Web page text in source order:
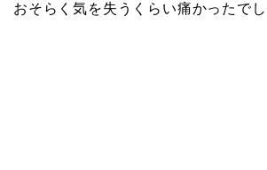
おそらく気を失うくらい痛かったでし